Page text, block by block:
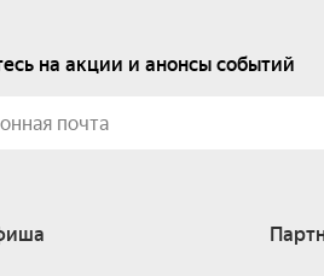
на акции и анонсы событий